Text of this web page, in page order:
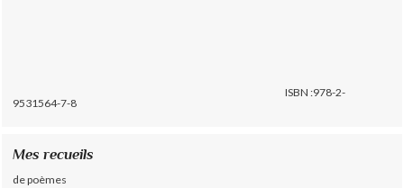
ISBN :978-2-
9531564-7-8
Mes recueils
de poèmes